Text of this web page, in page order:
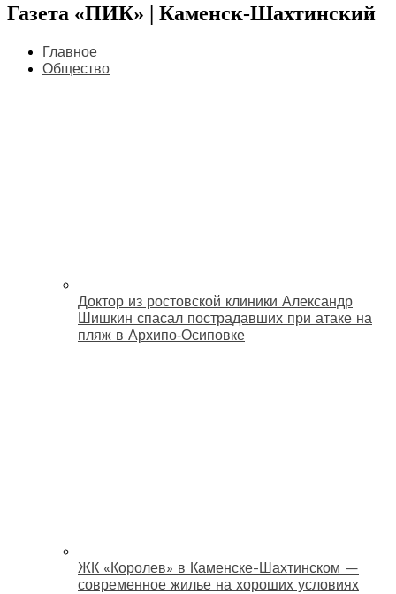
Газета «ПИК» | Каменск-Шахтинский
Главное
Общество
Доктор из ростовской клиники Александр
Шишкин спасал пострадавших при атаке на
пляж в Архипо‑Осиповке
ЖК «Королев» в Каменске-Шахтинском —
современное жилье на хороших условиях